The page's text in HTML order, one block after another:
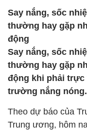
Say nắng, sốc
thường hay gặp
động
Say nắng, sốc
thường hay gặp
động khi phải
trường nắng nóng.
Theo dự báo của
Trung ương, hôm